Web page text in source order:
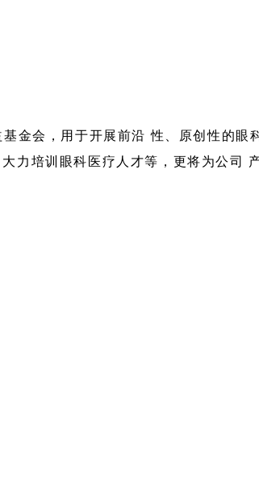
金会，用于开展前沿 性、原创性的眼
力培训眼科医疗人才等，更将为公司